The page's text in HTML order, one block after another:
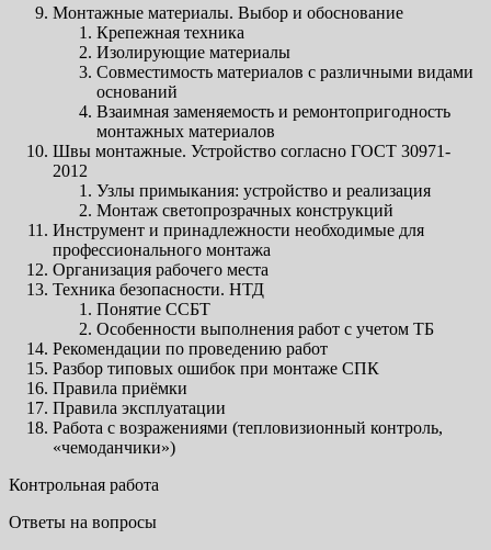
Монтажные материалы. Выбор и обоснование
Крепежная техника
Изолирующие материалы
Совместимость материалов с различными видами
оснований
Взаимная заменяемость и ремонтопригодность
монтажных материалов
Швы монтажные. Устройство согласно ГОСТ 30971-
2012
Узлы примыкания: устройство и реализация
Монтаж светопрозрачных конструкций
Инструмент и принадлежности необходимые для
профессионального монтажа
Организация рабочего места
Техника безопасности. НТД
Понятие ССБТ
Особенности выполнения работ с учетом ТБ
Рекомендации по проведению работ
Разбор типовых ошибок при монтаже СПК
Правила приёмки
Правила эксплуатации
Работа с возражениями (тепловизионный контроль,
«чемоданчики»)
Контрольная работа
Ответы на вопросы